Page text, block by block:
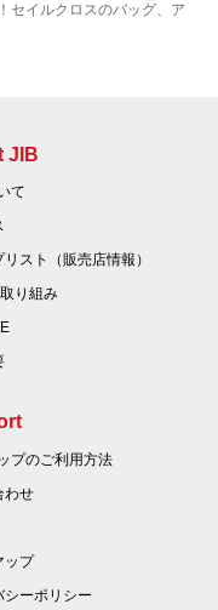
セイルクロスのバッグ、ア
JIB
て
スト（販売店情報）
り組み
プのご利用方法
わせ
ップ
シーポリシー